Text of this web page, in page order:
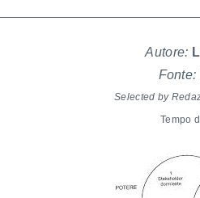
Autore:
Fonte:
Selected by
Tempo